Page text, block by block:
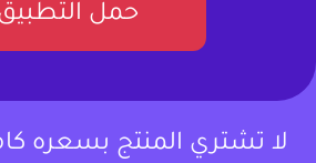
حمل
لا تشتري المنتج بسعره